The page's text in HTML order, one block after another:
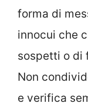
forma di
innocui che
sospetti o di
Non
e verifica